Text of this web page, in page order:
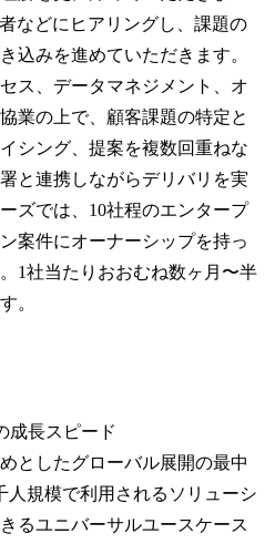
などにヒアリングし、課題の
込みを進めていただきます。
ス、データマネジメント、オ
業の上で、顧客課題の特定と
シング、提案を複数回重ねな
と連携しながらデリバリを実
ズでは、10社程のエンタープ
案件にオーナーシップを持っ
1社当たりおおむね数ヶ月〜半
。
成長スピード
としたグローバル展開の最中
人規模で利用されるソリューシ
るユニバーサルユースケース